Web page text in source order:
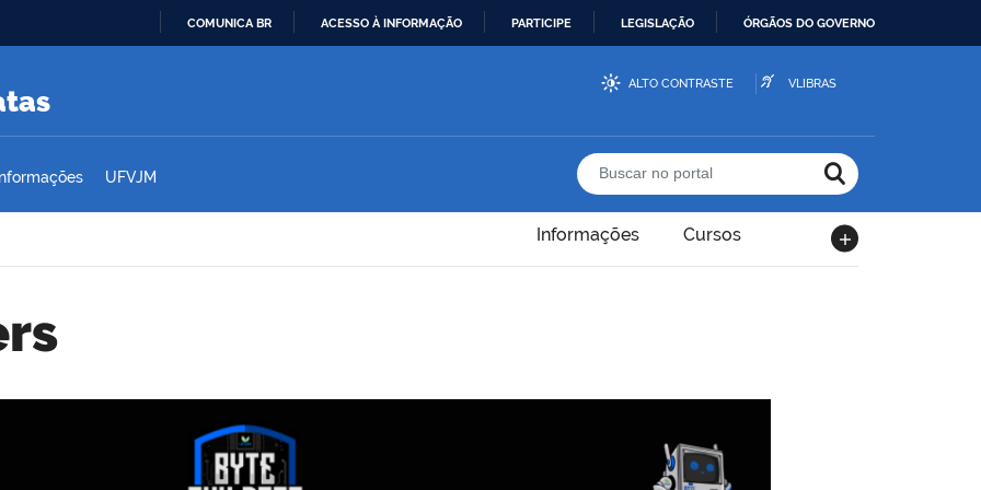
CONTEÚDO
COMUNICA BR ACESSO À INFORMAÇÃO PARTICIPE LEGISLAÇÃO ÓRGÃOS DO GOVERNO
ALTO CONTRASTE VLIBRAS
UFVJM Buscar no portal
Informações Cursos